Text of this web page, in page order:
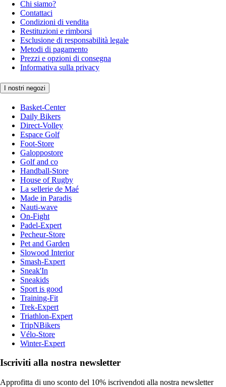
Chi siamo?
Contattaci
Condizioni di vendita
Restituzioni e rimborsi
Esclusione di responsabilità legale
Metodi di pagamento
Prezzi e opzioni di consegna
Informativa sulla privacy
I nostri negozi
Basket-Center
Daily Bikers
Direct-Volley
Espace Golf
Foot-Store
Galoppostore
Golf and co
Handball-Store
House of Rugby
La sellerie de Maé
Made in Paradis
Nauti-wave
On-Fight
Padel-Expert
Pecheur-Store
Pet and Garden
Slowood Interior
Smash-Expert
Sneak'In
Sneakids
Sport is good
Training-Fit
Trek-Expert
Triathlon-Expert
TripNBikers
Vélo-Store
Winter-Expert
Iscriviti alla nostra newsletter
Approfitta di uno sconto del 10% iscrivendoti alla nostra newsletter